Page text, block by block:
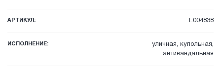
АРТИКУЛ: E004838
ИСПОЛНЕНИЕ:
уличная, купольная,
антивандальная